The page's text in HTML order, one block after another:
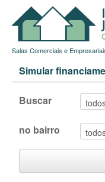
Salas Comerciais e
Simular
Buscar
no bairro